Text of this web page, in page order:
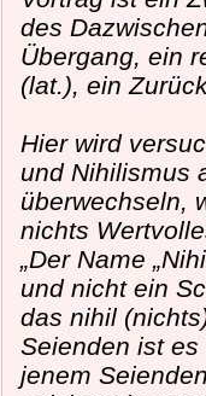
des
Übergang, ein
(lat.), ein
Hier wird
und Nihilismus
überwechseln,
nichts
„Der Name
und nicht ein
das nihil
Seienden ist
jenem